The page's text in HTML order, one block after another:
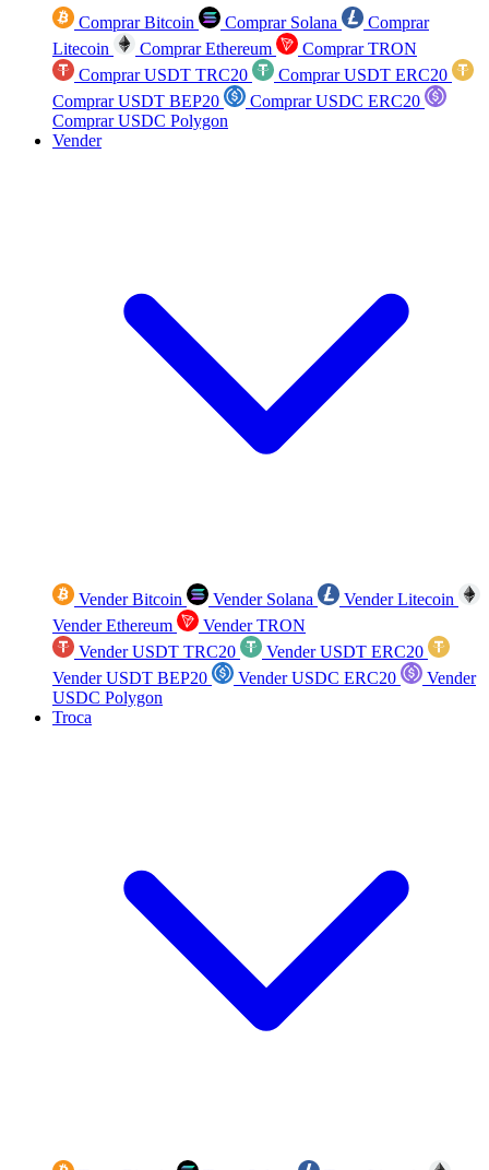
Comprar Bitcoin Comprar Solana
Comprar
Litecoin
Comprar Ethereum
Comprar TRON
Comprar USDT TRC20
Comprar USDT ERC20
Comprar USDT BEP20
Comprar USDC ERC20
Comprar USDC Polygon
Vender
Vender Bitcoin Vender Solana
Vender Litecoin
Vender Ethereum
Vender TRON
Vender USDT TRC20
Vender USDT ERC20
Vender USDT BEP20
Vender USDC ERC20
Vender
USDC Polygon
Troca